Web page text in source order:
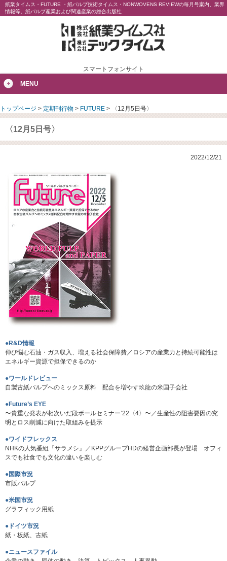
紙業タイムス・FUTURE ・紙パルプ技術タイムス・NONWOVENS REVIEWの毎月号案内、業界
情報等。紙パルプ産業および関連産業の総合出版社
スマートフォンサイト
MENU
トップページ > 定期刊行物 > FUTURE > 〈12月5日号〉
〈12月5日号〉
2022/12/21
●R&D情報
伸び悩む石油・ガス収入、増える社会保障費／ロシアの産業力と持続可能性は
エネルギー資源で担保できるのか
●ワールドレビュー
自製古紙パルプへのミックス原料 配合を増やす玖龍の米国子会社
●Future’s EYE
〜貴重な発表が相次いだ段ボールセミナー’22〈4〉〜／生産性の阻害要因の究
明とロス削減に向けた取組みを提示
●ワイドフレックス
NHKの人気番組『サラメシ』／KPPグループHDの経営企画部長が登場 オフィ
スでも社食でも文化の違いを楽しむ
●国際市況
市販パルプ
●米国市況
グラフィック用紙
●ドイツ市況
紙・板紙、古紙
●ニュースファイル